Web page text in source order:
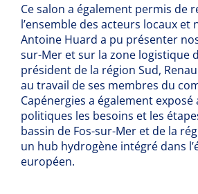
Ce salon a également permis de
l’ensemble des acteurs locaux et
Antoine Huard a pu présenter
sur-Mer et sur la zone logistique
président de la région Sud,
au travail de ses membres du
Capénergies a également exposé
politiques les besoins et les
bassin de Fos-sur-Mer et de la
un hub hydrogène intégré dans
européen.